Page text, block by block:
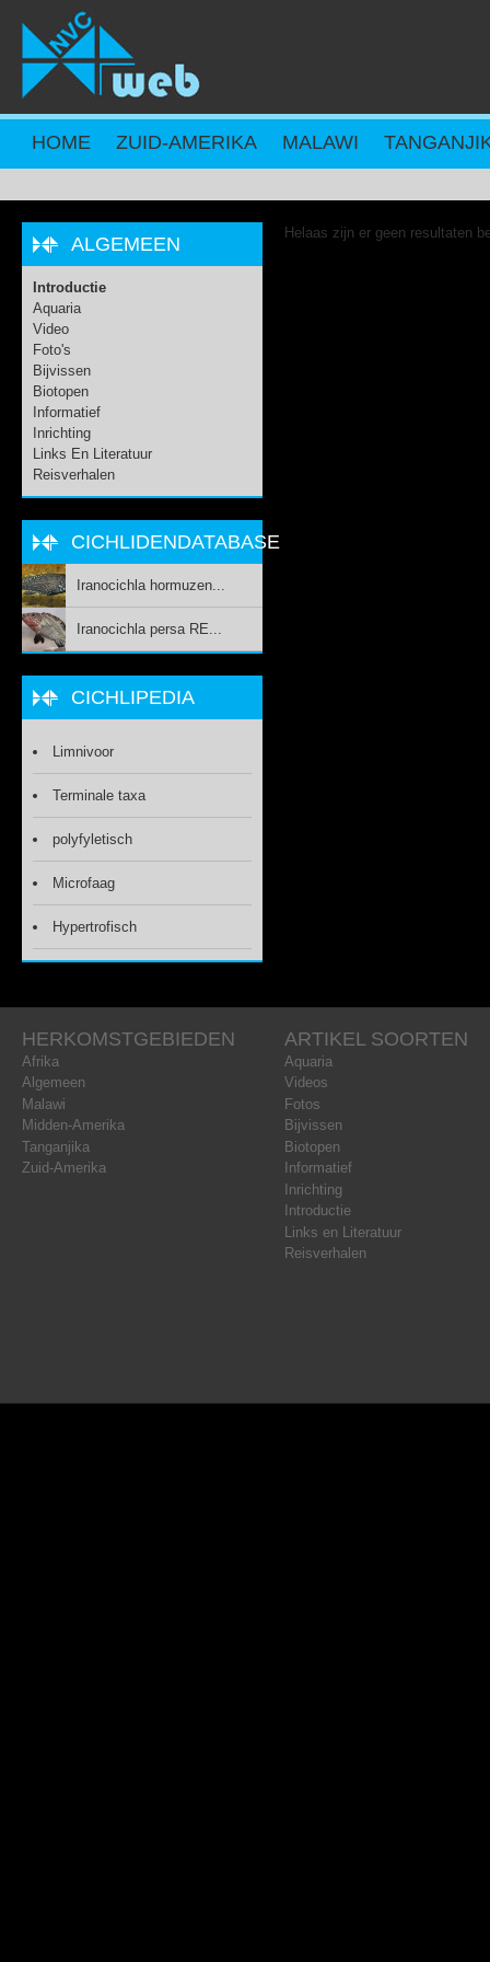
Overslaan en naar de inhoud gaan
HOME ZUID-AMERIKA MALAWI
Helaas zijn er geen resultaten
ALGEMEEN
Introductie
Aquaria
Video
Foto's
Bijvissen
Biotopen
Informatief
Inrichting
Links En Literatuur
Reisverhalen
CICHLIDENDATABASE
Iranocichla hormuzen...
Iranocichla persa RE...
CICHLIPEDIA
Limnivoor
Terminale taxa
polyfyletisch
Microfaag
Hypertrofisch
HERKOMSTGEBIEDEN
Afrika
Algemeen
Malawi
Midden-Amerika
Tanganjika
Zuid-Amerika
ARTIKEL SOORTEN
Aquaria
Videos
Fotos
Bijvissen
Biotopen
Informatief
Inrichting
Introductie
Links en Literatuur
Reisverhalen